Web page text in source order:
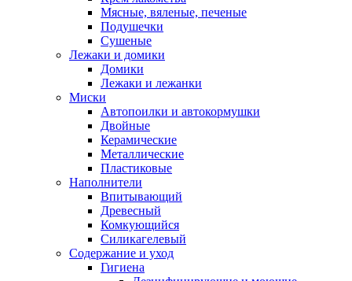
Мясные, вяленые, печеные
Подушечки
Сушеные
Лежаки и домики
Домики
Лежаки и лежанки
Миски
Автопоилки и автокормушки
Двойные
Керамические
Металлические
Пластиковые
Наполнители
Впитывающий
Древесный
Комкующийся
Силикагелевый
Содержание и уход
Гигиена